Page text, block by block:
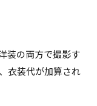
装の両方で撮影す
衣装代が加算され